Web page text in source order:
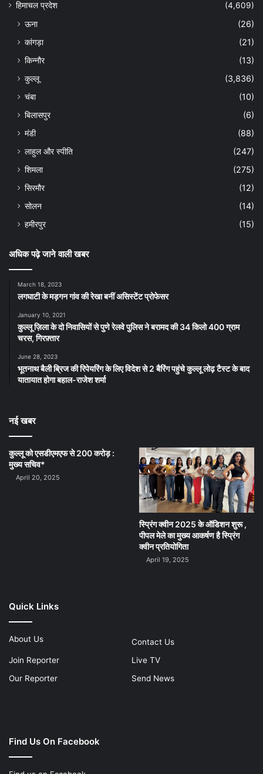
हिमाचल प्रदेश
(4,609)
ऊना
(26)
कांगड़ा
(21)
किन्नौर
(13)
कुल्लू
(3,836)
चंबा
(10)
बिलासपुर
(6)
मंडी
(88)
लाहुल और स्पीति
(247)
शिमला
(275)
सिरमौर
(12)
सोलन
(14)
हमीरपुर
(15)
अधिक पढ़े जाने वाली खबर
March 18, 2023
लगघाटी के मड़गन गांव की रेखा बनीं असिस्टेंट प्रोफेसर
January 10, 2021
कुल्लू ज़िला के दो निवासियों से पुणे रेलवे पुलिस ने बरामद की 34 किलो 400 ग्राम
चरस, गिरफ़्तार
June 28, 2023
भूतनाथ बैली ब्रिज की रिपेयरिंग के लिए विदेश से 2 बैरिंग पहुंचे कुल्लू लोढ़ टैस्ट के बाद
यातायात होगा बहाल-राजेश शर्मा
नई खबर
कुल्लू को एसडीएमएफ से 200 करोड़ :
मुख्य सचिव*
April 20, 2025
स्प्रिंग क्वीन 2025 के ऑडिशन शुरू ,
पीपल मेले का मुख्य आकर्षण है स्प्रिंग
क्वीन प्रतियोगिता
April 19, 2025
Quick Links
About Us
Contact Us
Join Reporter
Live TV
Our Reporter
Send News
Find Us On Facebook